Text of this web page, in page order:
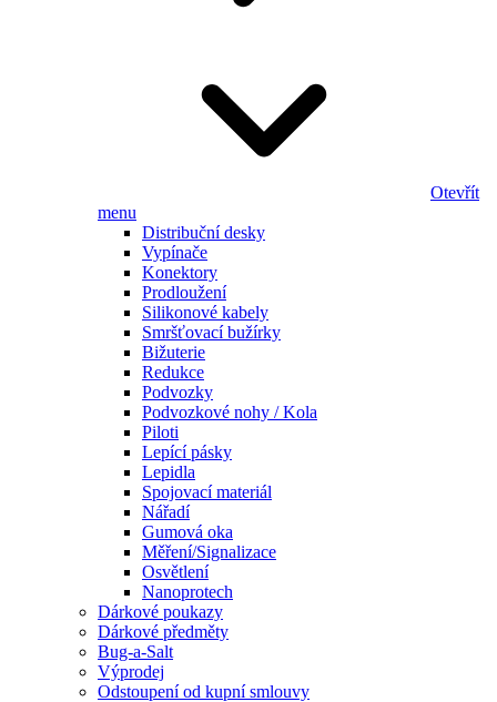
Otevřít
menu
Distribuční desky
Vypínače
Konektory
Prodloužení
Silikonové kabely
Smršťovací bužírky
Bižuterie
Redukce
Podvozky
Podvozkové nohy / Kola
Piloti
Lepící pásky
Lepidla
Spojovací materiál
Nářadí
Gumová oka
Měření/Signalizace
Osvětlení
Nanoprotech
Dárkové poukazy
Dárkové předměty
Bug-a-Salt
Výprodej
Odstoupení od kupní smlouvy